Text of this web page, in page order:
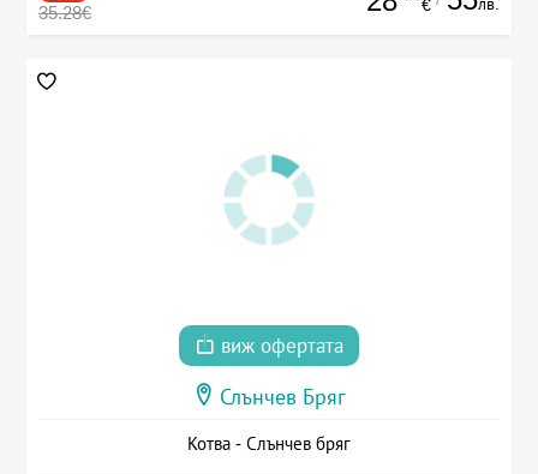
35.28€ €
виж офертата
Слънчев Бряг
Котва - Слънчев бряг